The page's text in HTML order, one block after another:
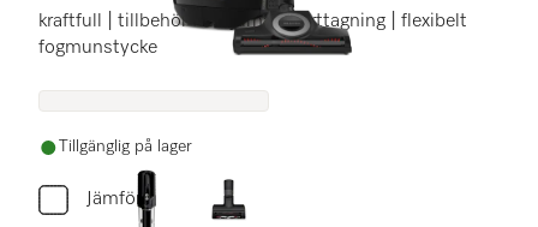
kraftfull | tillbehör för djurhårsborttagning | flexibelt
fogmunstycke
Tillgänglig på lager
Jämför